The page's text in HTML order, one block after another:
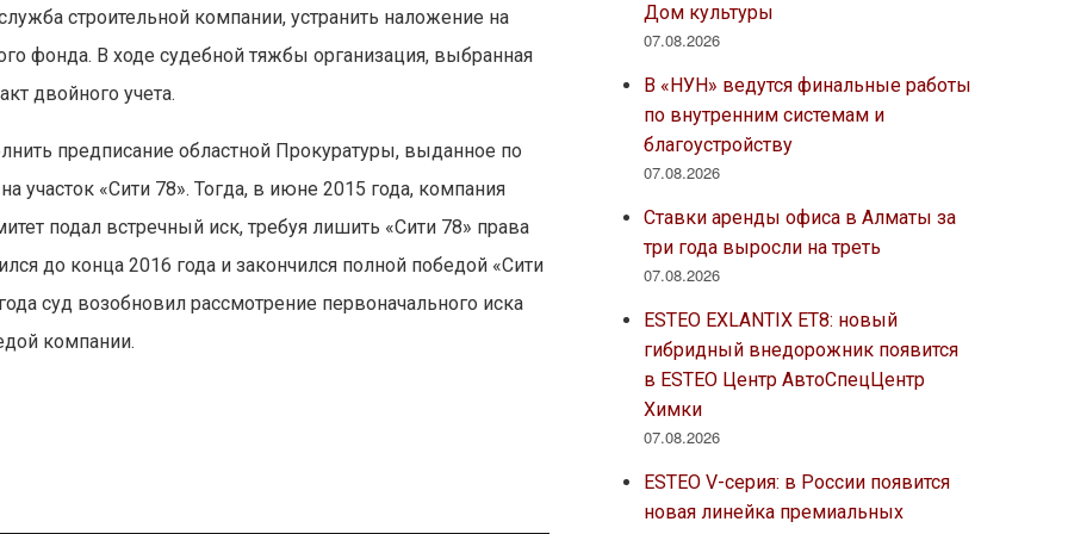
строительной компании, устранить наложение на
фонда. В ходе судебной тяжбы организация, выбранная
двойного учета.
предписание областной Прокуратуры, выданное по
участок «Сити 78». Тогда, в июне 2015 года, компания
подал встречный иск, требуя лишить «Сити 78» права
до конца 2016 года и закончился полной победой «Сити
суд возобновил рассмотрение первоначального иска
компании.
Дом культуры
07.08.2026
В «НУН» ведутся финальные работы
по внутренним системам и
благоустройству
07.08.2026
Ставки аренды офиса в Алматы за
три года выросли на треть
07.08.2026
ESTEO EXLANTIX ET8: новый
гибридный внедорожник появится
в ESTEO Центр АвтоСпецЦентр
Химки
07.08.2026
ESTEO V-серия: в России появится
новая линейка премиальных